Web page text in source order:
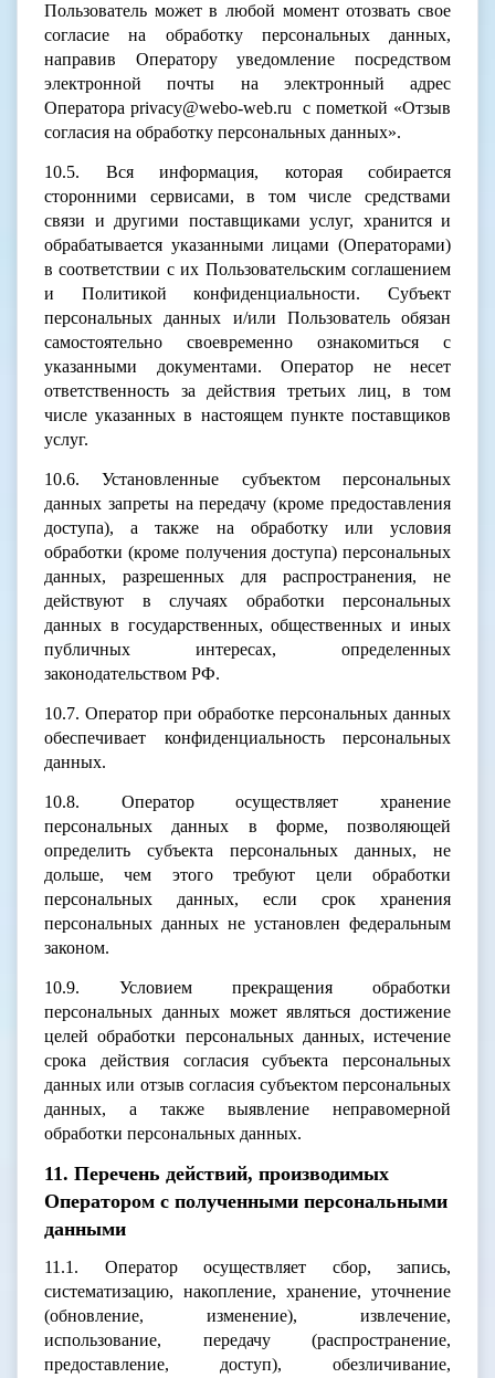
Пользователь может в любой момент отозвать свое
согласие на обработку персональных данных,
направив Оператору уведомление посредством
электронной почты на электронный адрес
Оператора privacy@webo-web.ru с пометкой «Отзыв
согласия на обработку персональных данных».
10.5. Вся информация, которая собирается
сторонними сервисами, в том числе средствами
связи и другими поставщиками услуг, хранится и
обрабатывается указанными лицами (Операторами)
в соответствии с их Пользовательским соглашением
и Политикой конфиденциальности. Субъект
персональных данных и/или Пользователь обязан
самостоятельно своевременно ознакомиться с
указанными документами. Оператор не несет
ответственность за действия третьих лиц, в том
числе указанных в настоящем пункте поставщиков
услуг.
10.6. Установленные субъектом персональных
данных запреты на передачу (кроме предоставления
доступа), а также на обработку или условия
обработки (кроме получения доступа) персональных
данных, разрешенных для распространения, не
действуют в случаях обработки персональных
данных в государственных, общественных и иных
публичных интересах, определенных
законодательством РФ.
10.7. Оператор при обработке персональных данных
обеспечивает конфиденциальность персональных
данных.
10.8. Оператор осуществляет хранение
персональных данных в форме, позволяющей
определить субъекта персональных данных, не
дольше, чем этого требуют цели обработки
персональных данных, если срок хранения
персональных данных не установлен федеральным
законом.
10.9. Условием прекращения обработки
персональных данных может являться достижение
целей обработки персональных данных, истечение
срока действия согласия субъекта персональных
данных или отзыв согласия субъектом персональных
данных, а также выявление неправомерной
обработки персональных данных.
11. Перечень действий, производимых
Оператором с полученными персональными
данными
11.1. Оператор осуществляет сбор, запись,
систематизацию, накопление, хранение, уточнение
(обновление, изменение), извлечение,
использование, передачу (распространение,
предоставление, доступ), обезличивание,